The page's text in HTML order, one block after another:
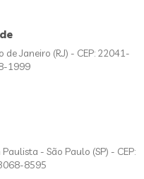
Janeiro (RJ) - CEP: 22041-
1999
- São Paulo (SP) - CEP:
8595